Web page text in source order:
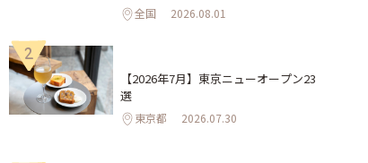
全国 2026.08.01
2
【2026年7月】東京ニューオープン23
選
東京都 2026.07.30